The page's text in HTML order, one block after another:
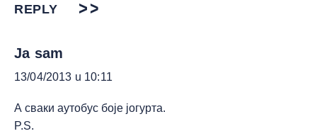
REPLY
Ja sam
13/04/2013 u 10:11
А сваки аутобус боје јогурта.
P.S.